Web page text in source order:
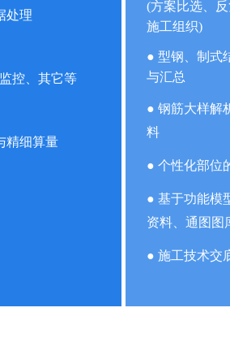
处理
控、其它等
精细算量
(方案比选、
施工组织)
● 型钢、制式
与汇总
● 钢筋大样解
料
● 个性化部位
● 基于功能模
资料、通图图
● 施工技术交